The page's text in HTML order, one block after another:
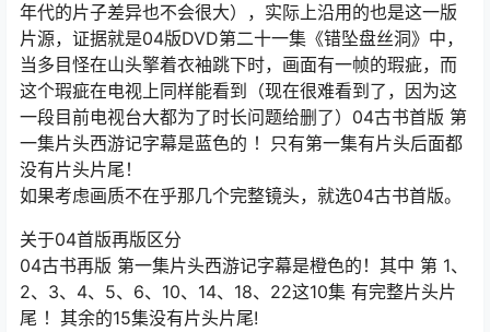
年代的片子差异也不会很大），实际上沿用的也是这一版
片源，证据就是04版DVD第二十一集《错坠盘丝洞》中，
当多目怪在山头擎着衣袖跳下时，画面有一帧的瑕疵，而
这个瑕疵在电视上同样能看到（现在很难看到了，因为这
一段目前电视台大都为了时长问题给删了）04古书首版 第
一集片头西游记字幕是蓝色的 ！只有第一集有片头后面都
没有片头片尾！
如果考虑画质不在乎那几个完整镜头，就选04古书首版。
关于04首版再版区分
04古书再版 第一集片头西游记字幕是橙色的！其中 第 1、
2、3、4、5、6、10、14、18、22这10集 有完整片头片
尾 ！其余的15集没有片头片尾!